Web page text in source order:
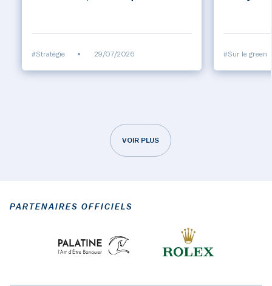
#Stratégie • 29/07/2026 #Sur le green
VOIR PLUS
PARTENAIRES OFFICIELS